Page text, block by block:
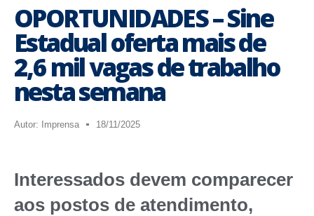
OPORTUNIDADES – Sine
Estadual oferta mais de
2,6 mil vagas de trabalho
nesta semana
Autor: Imprensa 18/11/2025
Interessados devem comparecer
aos postos de atendimento,